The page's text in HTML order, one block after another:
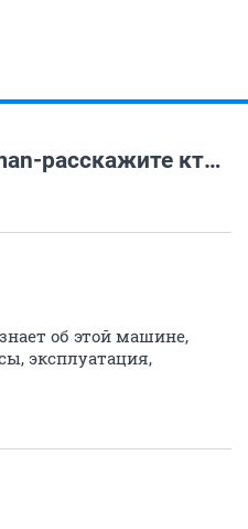
Mini Cooper Countryman-расскажите кто что знает!
об этой машине,
эксплуатация,